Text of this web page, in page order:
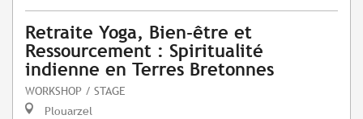
Retraite Yoga, Bien-être et
Ressourcement : Spiritualité
indienne en Terres Bretonnes
WORKSHOP / STAGE
Plouarzel